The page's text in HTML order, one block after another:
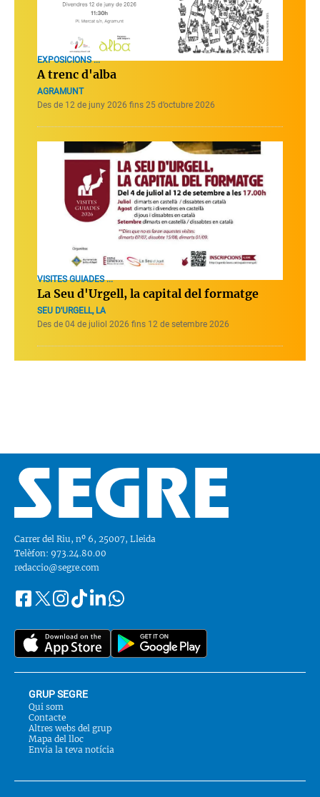
EXPOSICIONS ...
A trenc d'alba
AGRAMUNT
Des de 12 de juny 2026 fins 25 d’octubre 2026
VISITES GUIADES ...
La Seu d'Urgell, la capital del formatge
SEU D'URGELL, LA
Des de 04 de juliol 2026 fins 12 de setembre 2026
Carrer del Riu, nº 6, 25007, Lleida
Telèfon: 973.24.80.00
redaccio@segre.com
Segueix-
a::
FacebookInstagram
TiktokLinkedinWhatsapp
GRUP SEGRE
Qui som
Contacte
Altres webs del grup
Mapa del lloc
Envia la teva notícia